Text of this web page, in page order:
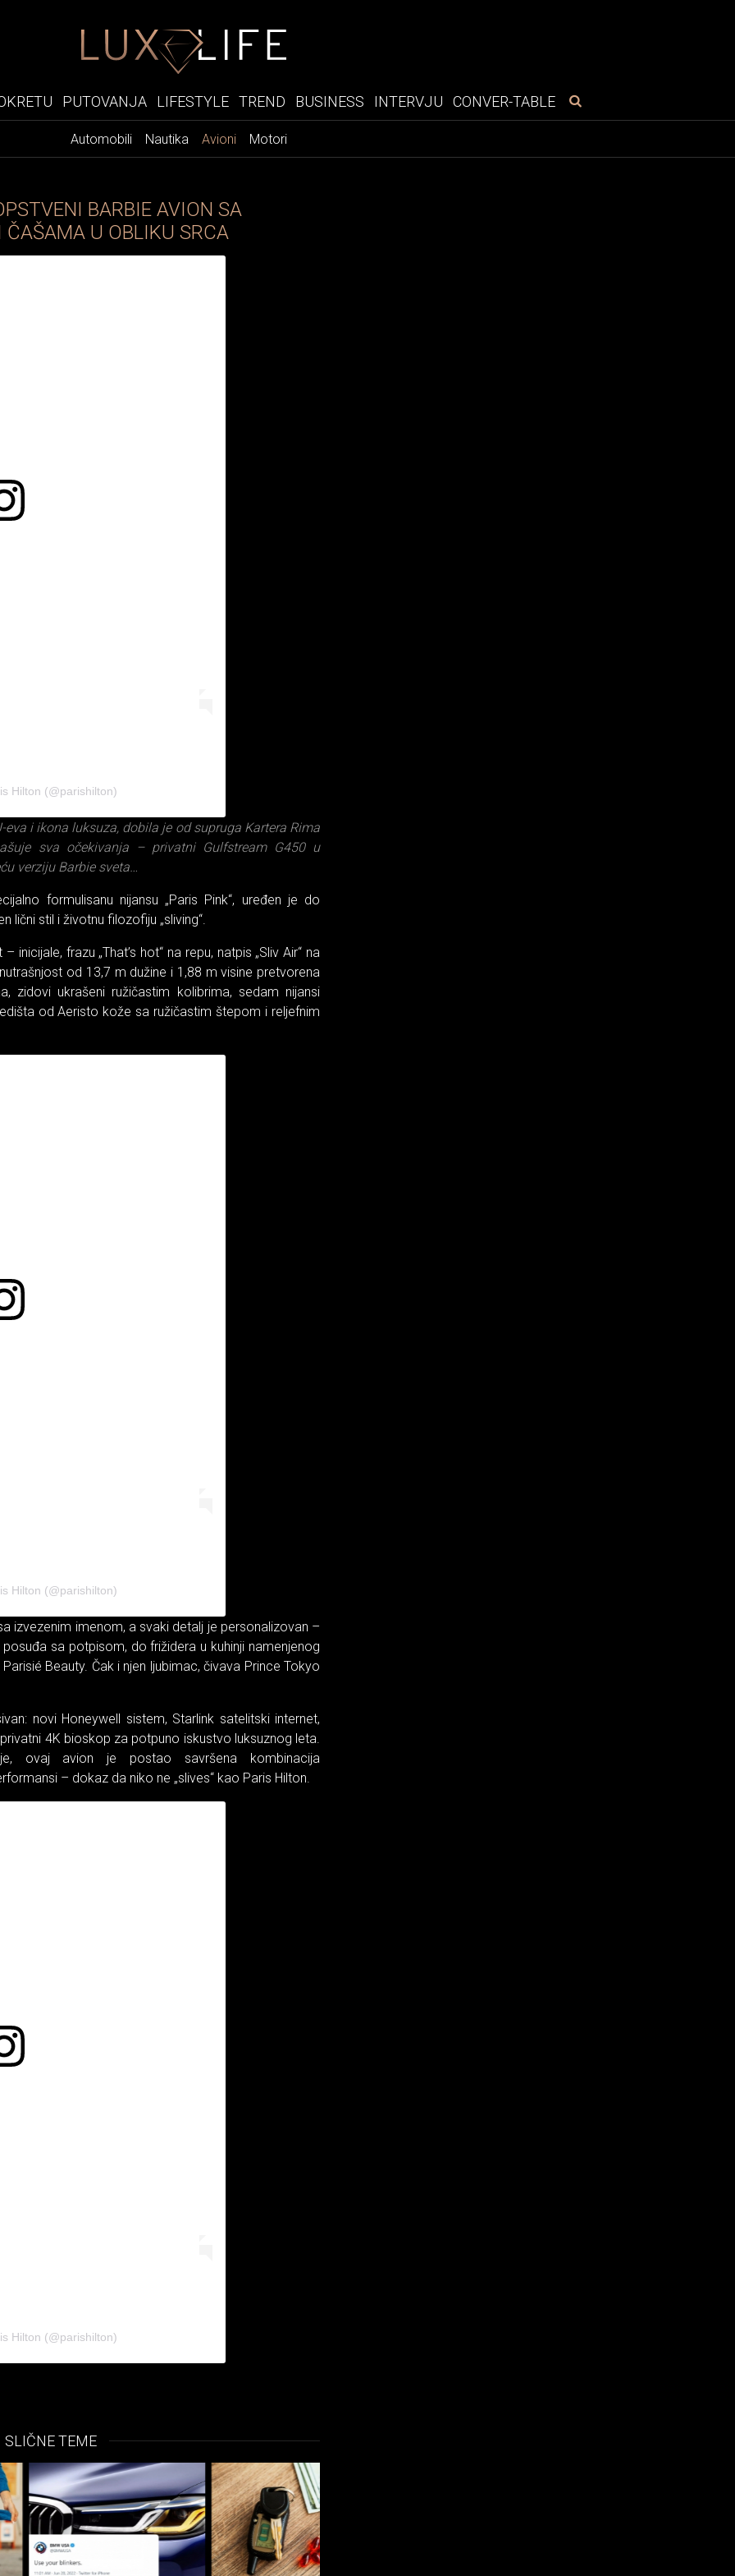
PUTOVANJA LIFESTYLE TREND BUSINESS INTERVJU CONVER-TABLE
Automobili Nautika Avioni Motori
BARBIE AVION SA
U OBLIKU SRCA
Hilton (@parishilton)
i ikona luksuza, dobila je od supruga Kartera Rima
sva očekivanja – privatni Gulfstream G450 u
verziju Barbie sveta…
formulisanu nijansu „Paris Pink“, uređen je do
lični stil i životnu filozofiju „sliving“.
inicijale, frazu „That’s hot“ na repu, natpis „Sliv Air“ na
od 13,7 m dužine i 1,88 m visine pretvorena
zidovi ukrašeni ružičastim kolibrima, sedam nijansi
od Aeristo kože sa ružičastim štepom i reljefnim
Hilton (@parishilton)
izvezenim imenom, a svaki detalj je personalizovan –
sa potpisom, do frižidera u kuhinji namenjenog
Beauty. Čak i njen ljubimac, čivava Prince Tokyo
novi Honeywell sistem, Starlink satelitski internet,
4K bioskop za potpuno iskustvo luksuznog leta.
ovaj avion je postao savršena kombinacija
– dokaz da niko ne „slives“ kao Paris Hilton.
Hilton (@parishilton)
SLIČNE TEME